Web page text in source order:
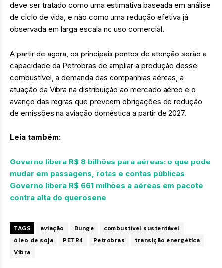
deve ser tratado como uma estimativa baseada em análise
de ciclo de vida, e não como uma redução efetiva já
observada em larga escala no uso comercial.
A partir de agora, os principais pontos de atenção serão a
capacidade da Petrobras de ampliar a produção desse
combustível, a demanda das companhias aéreas, a
atuação da Vibra na distribuição ao mercado aéreo e o
avanço das regras que preveem obrigações de redução
de emissões na aviação doméstica a partir de 2027.
Leia também:
Governo libera R$ 8 bilhões para aéreas: o que pode
mudar em passagens, rotas e contas públicas
Governo libera R$ 661 milhões a aéreas em pacote
contra alta do querosene
TAGS aviação Bunge
combustível sustentável
óleo de soja
PETR4 Petrobras
transição energética
Vibra